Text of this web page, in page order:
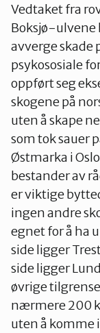
Vedtaket fra
Boksjø-ulvene
avverge
psykososiale
oppført seg
skogene på
uten å skape
som tok sauer
Østmarka i
bestander av
er viktige
ingen andre
egnet for å ha
side ligger
side ligger
øvrige
nærmere 200
uten å